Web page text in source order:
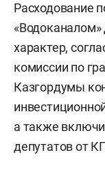
Расходование
«Водоканалом»
характер,
комиссии по
Казгордумы
а также
депутатов от